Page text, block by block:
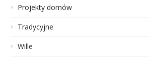
Projekty domów
Tradycyjne
Wille